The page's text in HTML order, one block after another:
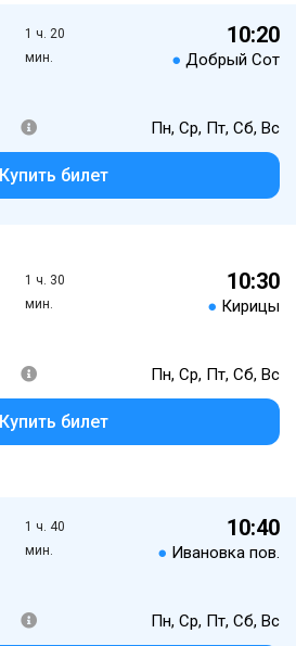
1 ч. 20
мин.
10:20
● Добрый Сот
Пн, Ср, Пт, Сб, Вс
Купить билет
1 ч. 30
мин.
10:30
● Кирицы
Пн, Ср, Пт, Сб, Вс
Купить билет
1 ч. 40
мин.
10:40
● Ивановка пов.
Пн, Ср, Пт, Сб, Вс